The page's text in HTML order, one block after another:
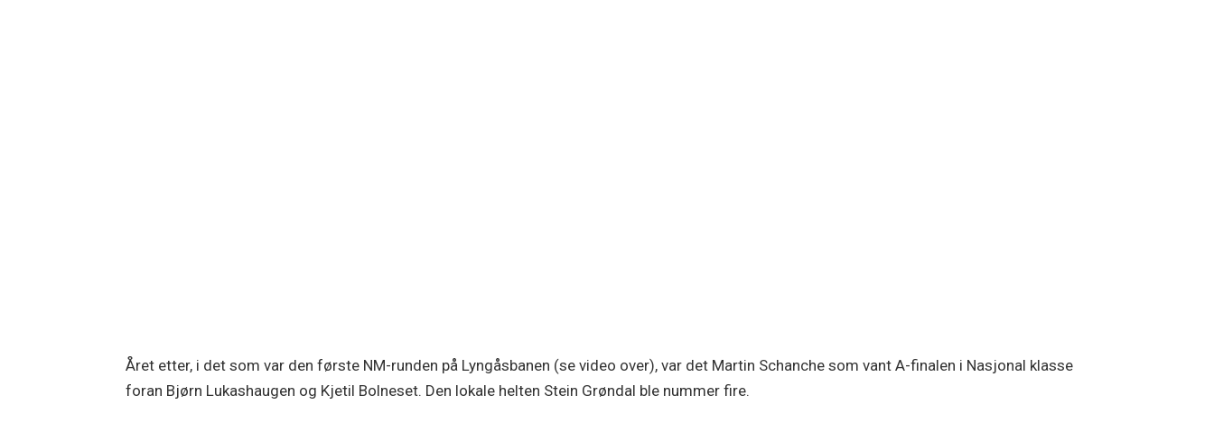
Året etter, i det som var den første NM-runden på Lyngåsbanen (se video over), var det Martin Schanche som vant A-finalen i Nasjonal klasse
foran Bjørn Lukashaugen og Kjetil Bolneset. Den lokale helten Stein Grøndal ble nummer fire.